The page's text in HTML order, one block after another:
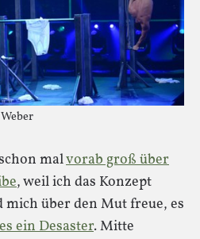
malvorab groß über
, weil ich das Konzept
über den Mut freue, es
ein Desaster. Mitte